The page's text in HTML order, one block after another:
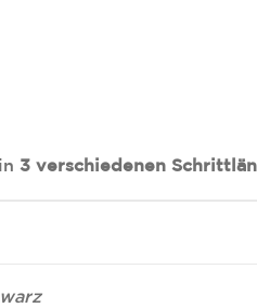
3 verschiedenen